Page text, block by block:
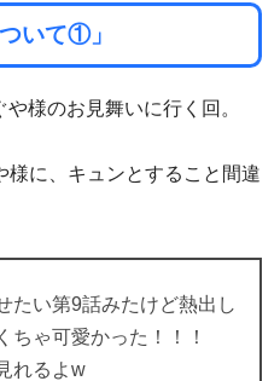
いて①」
様のお見舞いに行く回。
様に、キュンとすること間違
たい第9話みたけど熱出し
ちゃ可愛かった！！！
れるよw